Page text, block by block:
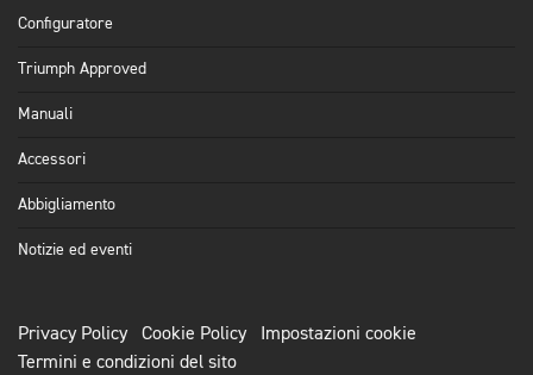
Configuratore
Triumph Approved
Manuali
Accessori
Abbigliamento
Notizie ed eventi
Privacy Policy Cookie Policy
Impostazioni cookie
Termini e condizioni del sito